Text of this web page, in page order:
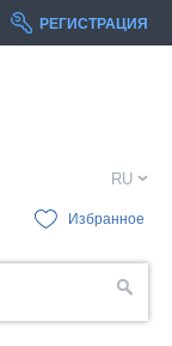
РЕГИСТРАЦИЯ
RU
Избранное